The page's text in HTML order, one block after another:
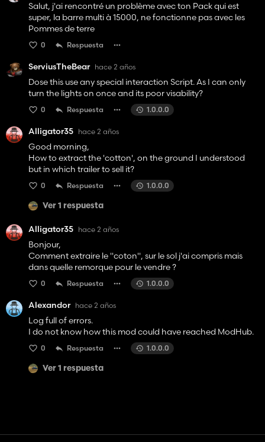
Salut, j'ai rencontré un problème avec ton Pack qui est
super, la barre multi à 15000, ne fonctionne pas avec les
Pommes de terre
0 Respuesta
ServiusTheBear hace 2 años
Dose this use any special interaction Script. As I can only
turn the lights on once and its poor visability?
0 Respuesta 1.0.0.0
Alligator35 hace 2 años
Good morning,
How to extract the 'cotton', on the ground I understood
but in which trailer to sell it?
0 Respuesta 1.0.0.0
Ver 1 respuesta
Alligator35 hace 2 años
Bonjour,
Comment extraire le "coton", sur le sol j'ai compris mais
dans quelle remorque pour le vendre ?
0 Respuesta 1.0.0.0
Alexandor hace 2 años
Log full of errors.
I do not know how this mod could have reached ModHub.
0 Respuesta 1.0.0.0
Ver 1 respuesta